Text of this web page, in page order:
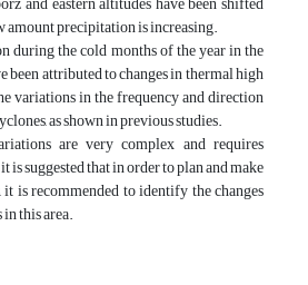
amount precipitation is increasing.
during the cold months of the year in the
been attributed to changes in thermal high
variations in the frequency and direction
as shown in previous studies.
are very complex and requires
is suggested that in order to plan and make
it is recommended to identify the changes
this area.